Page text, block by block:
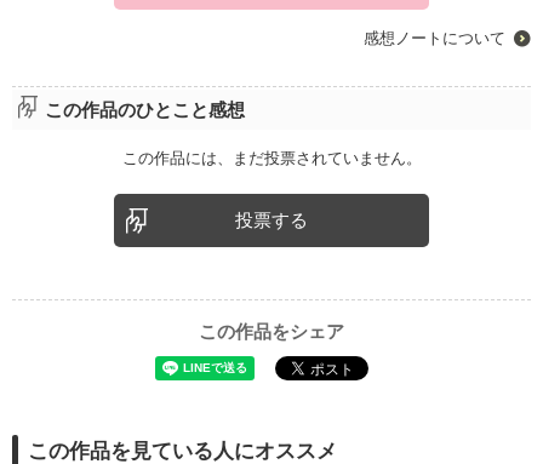
感想ノートについて
この作品のひとこと感想
この作品には、まだ投票されていません。
投票する
この作品をシェア
この作品を見ている人にオススメ